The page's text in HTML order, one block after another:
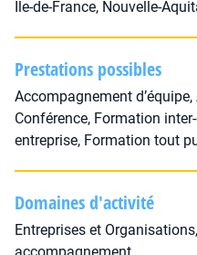
Île-de-France, Nouvelle-
Prestations possibles
Accompagnement
Conférence, Formation
entreprise, Formation tout
Domaines d'activité
Entreprises et